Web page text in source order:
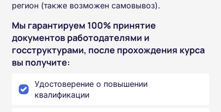
регион (также возможен самовывоз).
Мы гарантируем 100% принятие
документов работодателями и
госструктурами, после прохождения курса
вы получите:
Удостоверение о повышении
квалификации